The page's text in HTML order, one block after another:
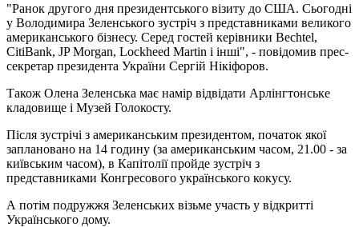
"Ранок другого дня президентського візиту до США. Сьогодні
у Володимира Зеленського зустріч з представниками великого
американського бізнесу. Серед гостей керівники Bechtel,
CitiBank, JP Morgan, Lockheed Martin і інші", - повідомив прес-
секретар президента України Сергій Нікіфоров.
Також Олена Зеленська має намір відвідати Арлінгтонське
кладовище і Музей Голокосту.
Після зустрічі з американським президентом, початок якої
заплановано на 14 годину (за американським часом, 21.00 - за
київським часом), в Капітолії пройде зустріч з
представниками Конгресового українського кокусу.
А потім подружжя Зеленських візьме участь у відкритті
Українського дому.